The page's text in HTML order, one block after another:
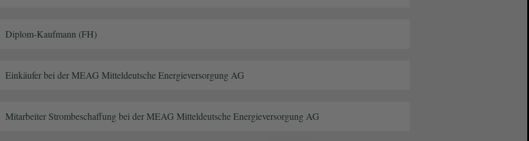
Diplom-Kaufmann (FH)
Einkäufer bei der MEAG Mitteldeutsche Energieversorgung AG
Mitarbeiter Strombeschaffung bei der MEAG Mitteldeutsche Energieversorgung AG